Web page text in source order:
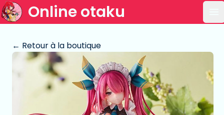
Online otaku
← Retour à la boutique